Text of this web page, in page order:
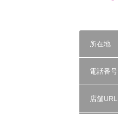
所在地
電話番号
店舗URL